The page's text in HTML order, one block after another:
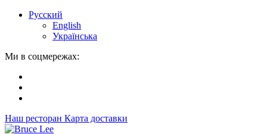
Русский
English
Українська
Ми в соцмережах:
Наш ресторан Карта доставки